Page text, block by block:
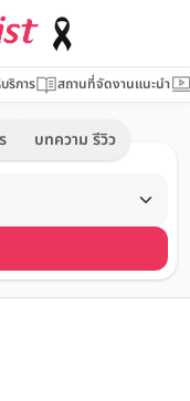
ริการ สถานที่จัดงานแนะนำ
บทความ รีวิว